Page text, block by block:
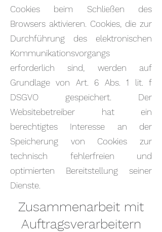
Cookies beim Schließen des
Browsers aktivieren. Cookies, die zur
Durchführung des elektronischen
Kommunikationsvorgangs
erforderlich sind, werden auf
Grundlage von Art. 6 Abs. 1 lit. f
DSGVO gespeichert. Der
Websitebetreiber hat ein
berechtigtes Interesse an der
Speicherung von Cookies zur
technisch fehlerfreien und
optimierten Bereitstellung seiner
Dienste.
Zusammenarbeit mit
Auftragsverarbeitern